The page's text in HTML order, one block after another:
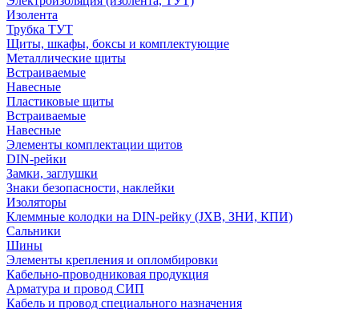
Изолента
Трубка ТУТ
Щиты, шкафы, боксы и комплектующие
Металлические щиты
Встраиваемые
Навесные
Пластиковые щиты
Встраиваемые
Навесные
Элементы комплектации щитов
DIN-рейки
Замки, заглушки
Знаки безопасности, наклейки
Изоляторы
Клеммные колодки на DIN-рейку (JXB, ЗНИ, КПИ)
Сальники
Шины
Элементы крепления и опломбировки
Кабельно-проводниковая продукция
Арматура и провод СИП
Кабель и провод специального назначения